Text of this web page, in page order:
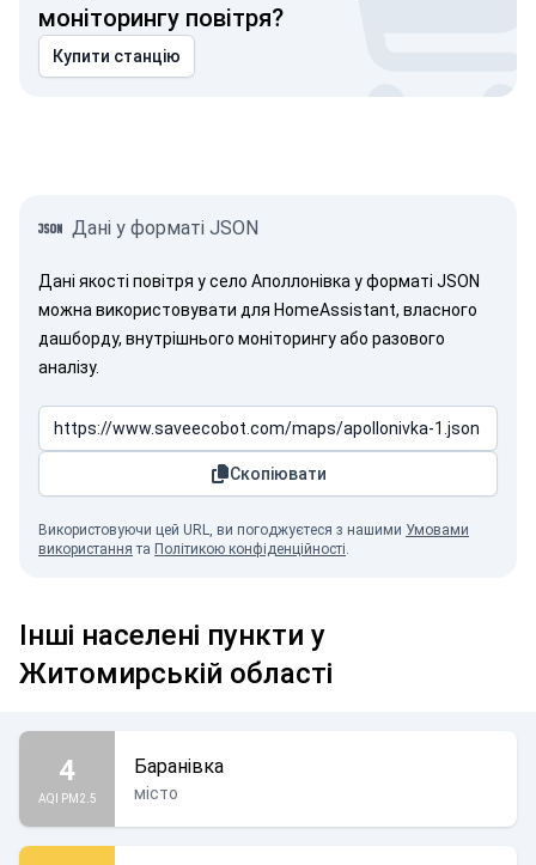
моніторингу повітря?
Купити станцію
Дані у форматі JSON
Дані якості повітря у село Аполлонівка у форматі JSON
можна використовувати для HomeAssistant, власного
дашборду, внутрішнього моніторингу або разового
аналізу.
Скопіювати
Використовуючи цей URL, ви погоджуєтеся з нашими Умовами
використання та Політикою конфіденційності.
Інші населені пункти у
Житомирській області
4
AQI PM2.5
Баранівка
місто